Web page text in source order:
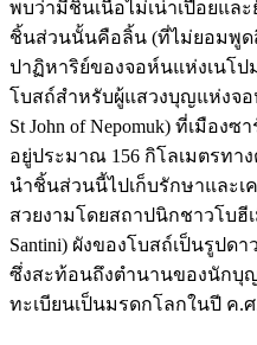
พบว่ามีชิ้นเนื้อไม่เน่าเปื่อยแล
ชิ้นส่วนนั้นคือลิ้น (ที่ไม่ยอมพูด
ปาฏิหาริย์ของจอห์นแห่งเนโป
โบสถ์สำหรับผู้แสวงบุญแห่งจอห์
St John of Nepomuk) ที่เมืองซ
อยู่ประมาณ 156 กิโลเมตรทา
นำชิ้นส่วนนี้ไปเก็บรักษาและ
สวยงามโดยสถาปนิกชาวโบฮีเ
Santini) ผังของโบสถ์เป็นรูปด
ซึ่งสะท้อนถึงตำนานของนักบุ
ทะเบียนเป็นมรดกโลกในปี ค.ศ